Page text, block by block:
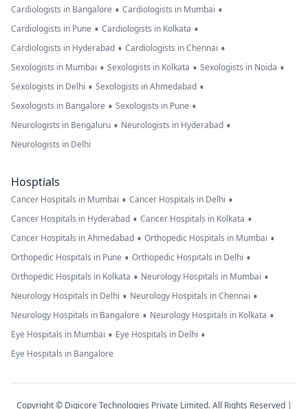
Cardiologists in Bangalore • Cardiologists in Mumbai •
Cardiologists in Pune • Cardiologists in Kolkata •
Cardiologists in Hyderabad • Cardiologists in Chennai •
Sexologists in Mumbai • Sexologists in Kolkata • Sexologists in Noida •
Sexologists in Delhi • Sexologists in Ahmedabad •
Sexologists in Bangalore • Sexologists in Pune •
Neurologists in Bengaluru • Neurologists in Hyderabad •
Neurologists in Delhi
Hosptials
Cancer Hospitals in Mumbai • Cancer Hospitals in Delhi •
Cancer Hospitals in Hyderabad • Cancer Hospitals in Kolkata •
Cancer Hospitals in Ahmedabad • Orthopedic Hospitals in Mumbai •
Orthopedic Hospitals in Pune • Orthopedic Hospitals in Delhi •
Orthopedic Hospitals in Kolkata • Neurology Hospitals in Mumbai •
Neurology Hospitals in Delhi • Neurology Hospitals in Chennai •
Neurology Hospitals in Bangalore • Neurology Hospitals in Kolkata •
Eye Hospitals in Mumbai • Eye Hospitals in Delhi •
Eye Hospitals in Bangalore
Copyright © Digicore Technologies Private Limited. All Rights Reserved |